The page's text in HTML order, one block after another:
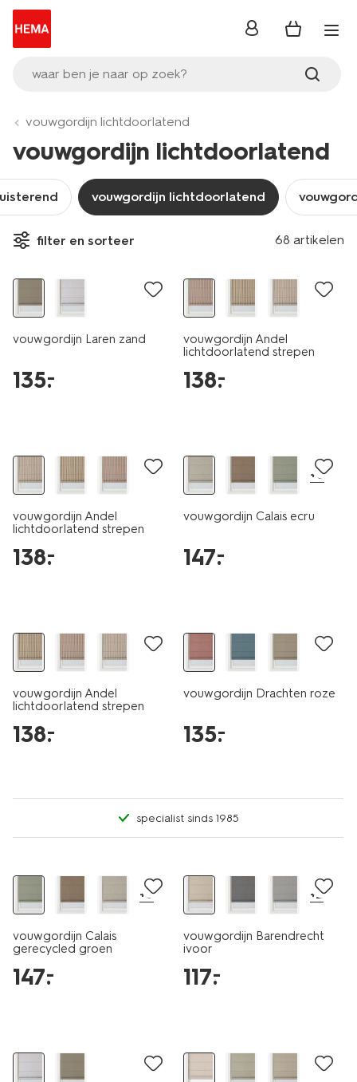
waar ben je naar op zoek?
inloggen
vouwgordijn lichtdoorlatend
vouwgordijn lichtdoorlatend
vouwgordijn lichtdoorlatend
filter en sorteer 68 artikelen
vouwgordijn Laren zand
135.
–
vouwgordijn Andel
lichtdoorlatend strepen
138.
–
vouwgordijn Andel
lichtdoorlatend strepen
138.
–
+6
vouwgordijn Calais ecru
147.
–
vouwgordijn Andel
lichtdoorlatend strepen
138.
–
vouwgordijn Drachten roze
135.
–
specialist sinds 1985
+6
vouwgordijn Calais
gerecycled groen
147.
–
+2
vouwgordijn Barendrecht
ivoor
117.
–